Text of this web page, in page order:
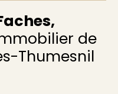
de
Thumesnil